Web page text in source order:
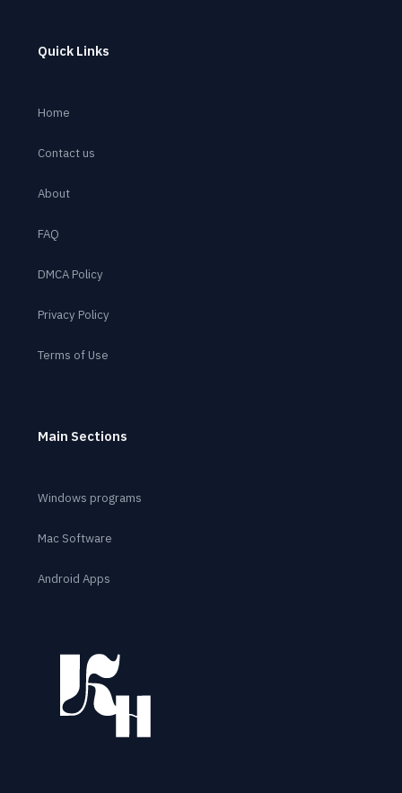
Quick Links
Home
Contact us
About
FAQ
DMCA Policy
Privacy Policy
Terms of Use
Main Sections
Windows programs
Mac Software
Android Apps